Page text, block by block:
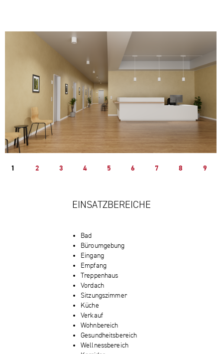
1 2 3 4 5 6 7 8 9
EINSATZBEREICHE
Bad
Büroumgebung
Eingang
Empfang
Treppenhaus
Vordach
Sitzungszimmer
Küche
Verkauf
Wohnbereich
Gesundheitsbereich
Wellnessbereich